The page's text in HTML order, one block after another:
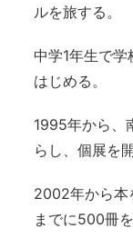
ルを旅する。
中学1年生で
はじめる。
1995年から、
らし、個展を開
2002年から本
までに500冊